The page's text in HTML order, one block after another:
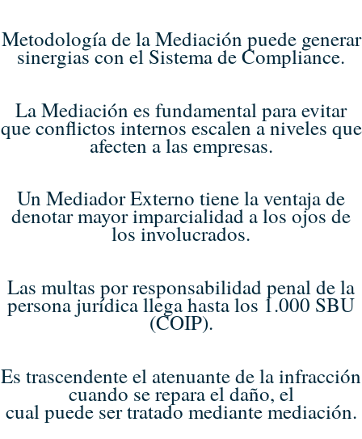
Metodología de la Mediación puede generar
sinergias con el Sistema de Compliance.
La Mediación es fundamental para evitar
que conflictos internos escalen a niveles que
afecten a las empresas.
Un Mediador Externo tiene la ventaja de
denotar mayor imparcialidad a los ojos de
los involucrados.
Las multas por responsabilidad penal de la
persona jurídica llega hasta los 1.000 SBU
(COIP).
Es trascendente el atenuante de la infracción
cuando se repara el daño, el
cual puede ser tratado mediante mediación.